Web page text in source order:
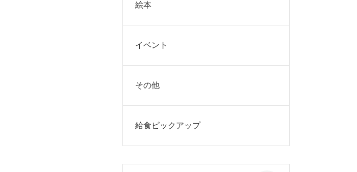
絵本
イベント
その他
給食ピックアップ